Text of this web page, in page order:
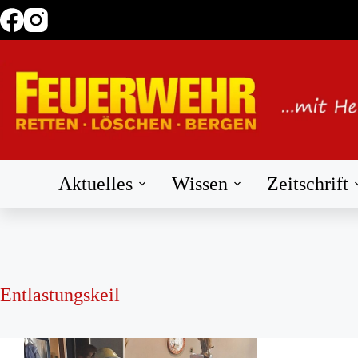
Zum
Inhalt
Aktuelles Wissen Zeitschrift
Entlastungskeil